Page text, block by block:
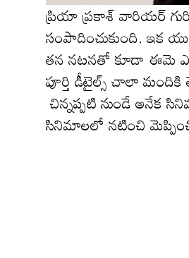
ప్రియా ప్ర‌కాశ్ వారియర్
సంపాదించుకుంది. ఇక
త‌న న‌ట‌న‌తో కూడా ఈమె
పూర్తి డీటైల్స్ చాలా
చిన్నప్పటి నుండే అనేక
సినిమాల‌లో న‌టించి